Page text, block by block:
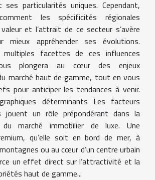
ses particularités uniques. Cependant,
les spécificités régionales
et l’attrait de ce secteur s’avère
mieux appréhender ses évolutions.
multiples facettes de ces influences
plongera au cœur des enjeux
marché haut de gamme, tout en vous
pour anticiper les tendances à venir.
déterminants Les facteurs
jouent un rôle prépondérant dans la
marché immobilier de luxe. Une
qu’elle soit en bord de mer, à
ou au cœur d’un centre urbain
un effet direct sur l’attractivité et la
haut de gamme...